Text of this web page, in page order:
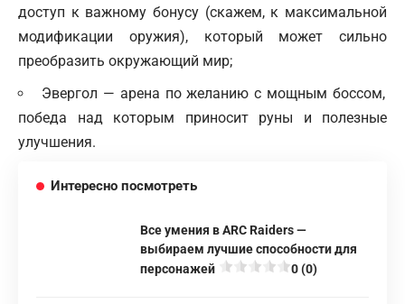
доступ к важному бонусу (скажем, к максимальной
модификации оружия), который может сильно
преобразить окружающий мир;
Эвергол — арена по желанию с мощным боссом,
победа над которым приносит руны и полезные
улучшения.
Интересно посмотреть
Все умения в ARC Raiders —
выбираем лучшие способности для
персонажей
0 (0)